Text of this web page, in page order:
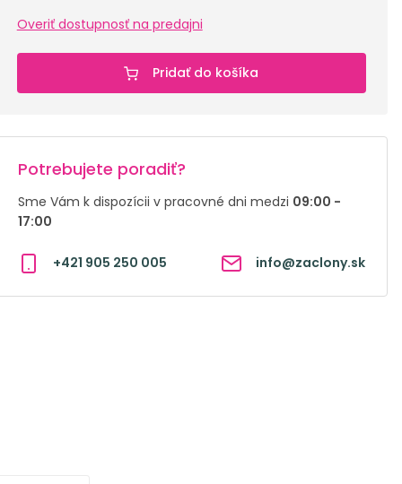
Overiť dostupnosť na predajni
Pridať do košíka
Potrebujete poradiť?
Sme Vám k dispozícii v pracovné dni medzi 09:00 -
17:00
+421 905 250 005 info@zaclony.sk